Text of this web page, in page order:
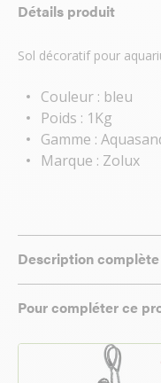
Détails produit
Sol décoratif pour
Couleur : bleu
Poids : 1Kg
Gamme :
Marque : Zolux
Description complète
Pour compléter ce